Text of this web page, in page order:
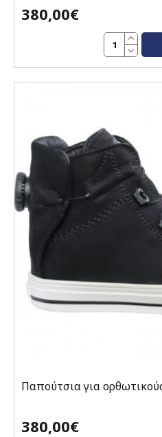
380,00€
Παπούτσια για
380,00€